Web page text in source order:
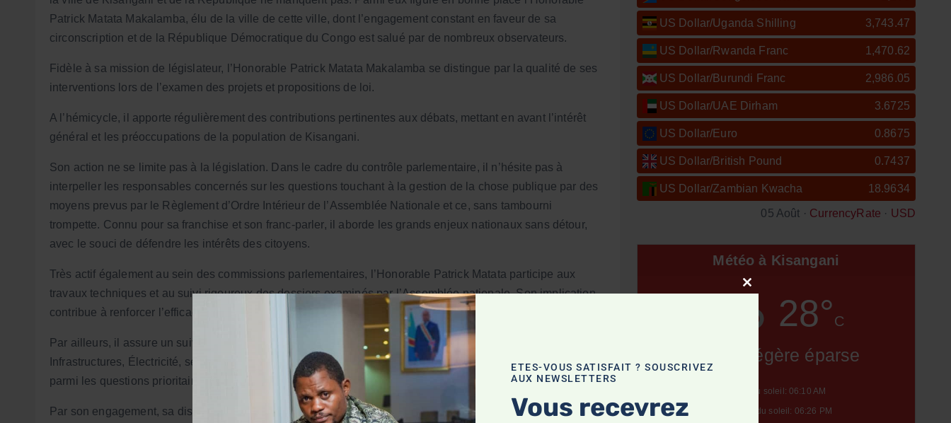
Patrick Matata Makalamba, élu de la ville de cette ville, dont l’engagement constant en faveur de sa
circonscription et de la République Démocratique du Congo est salué par de nombreux observateurs.
Fidèle à sa mission de législateur, l’Honorable Patrick Matata Makalamba se distingue par la qualité de ses
interventions lors de l’examen des projets et propositions de loi.
A l’hémicycle, il apporte régulièrement des contributions pertinentes aux débats, mettant en avant l’intérêt
général et les préoccupations de la population de Kisangani.
Son action ne se limite pas à la législation. Dans le cadre du contrôle parlementaire, il n’hésite pas à
interpeller les responsables concernés sur les questions touchant à la gestion de la chose publique par des
moyens prevus par le Règlement d’Ordre Intérieur de l’Assemblée Nationale et ce, sans tambourni
trompette. Connu pour sa franchise et son franc-parler, il aborde les grands enjeux nationaux sans détour,
avec le souci de défendre les intérêts des citoyens.
Très actif également au sein des commissions parlementaires, l’Honorable Patrick Matata participe aux
travaux techniques et au suivi rigoureux des dossiers examinés par l’Assemblée nationale. Son implication
contribue à renforcer l’efficacité des actions parlementaires menées.
Par ailleurs, il assure un suivi permanent des dossiers relatifs au développement de la ville de Kisangani.
Infrastructures, Électricité, services publics, projets de développement et préoccupations sociales figurent
parmi les questions prioritaires qu’il porte régulièrement auprès des institutions compétentes.
Par son engagement, sa disponibilité et sa détermination, l’Honorable Patrick Matata Makalamba s’affirme
h
v
e
US Dollar/Uganda Shilling 3,743.47
US Dollar/Rwanda Franc 1,470.62
US Dollar/Burundi Franc 2,986.05
US Dollar/UAE Dirham 3.6725
US Dollar/Euro 0.8675
US Dollar/British Pound 0.7437
US Dollar/Zambian Kwacha 18.9634
05 Août · CurrencyRate · USD
Météo à Kisangani
28°C
Bruine légère éparse
Lever du soleil: 06:10 AM
Coucher du soleil: 06:26 PM
Close this module
ETES-VOUS SATISFAIT ? SOUSCRIVEZ
AUX NEWSLETTERS
Vous recevrez